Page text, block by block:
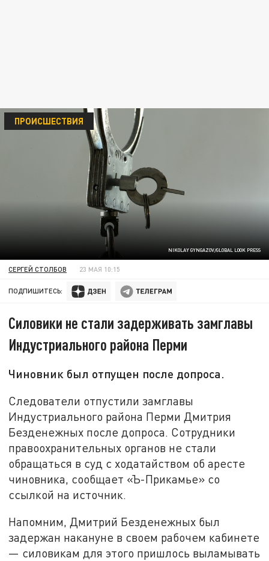
NIKOLAY GYNGAZOV/GLOBAL LOOK PRESS
ПРОИСШЕСТВИЯ
СЕРГЕЙ СТОЛБОВ 23 МАЯ 10:15
ПОДПИШИТЕСЬ:
Силовики не стали задерживать замглавы
Индустриального района Перми
Чиновник был отпущен после допроса.
Следователи отпустили замглавы
Индустриального района Перми Дмитрия
Безденежных после допроса. Сотрудники
правоохранительных органов не стали
обращаться в суд с ходатайством об аресте
чиновника, сообщает «Ъ-Прикамье» со
ссылкой на источник.
Напомним, Дмитрий Безденежных был
задержан накануне в своем рабочем кабинете
— силовикам для этого пришлось выламывать